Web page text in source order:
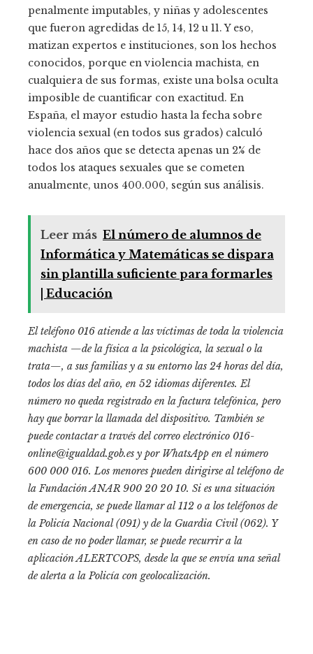
penalmente imputables, y niñas y adolescentes
que fueron agredidas de 15, 14, 12 u 11. Y eso,
matizan expertos e instituciones, son los hechos
conocidos, porque en violencia machista, en
cualquiera de sus formas, existe una bolsa oculta
imposible de cuantificar con exactitud. En
España, el mayor estudio hasta la fecha sobre
violencia sexual (en todos sus grados) calculó
hace dos años que se detecta apenas un 2% de
todos los ataques sexuales que se cometen
anualmente, unos 400.000, según sus análisis.
Leer más El número de alumnos de
Informática y Matemáticas se dispara
sin plantilla suficiente para formarles
| Educación
El teléfono 016 atiende a las víctimas de toda la violencia
machista —de la física a la psicológica, la sexual o la
trata—, a sus familias y a su entorno las 24 horas del día,
todos los días del año, en 52 idiomas diferentes. El
número no queda registrado en la factura telefónica, pero
hay que borrar la llamada del dispositivo. También se
puede contactar a través del correo electrónico 016-
online@igualdad.gob.es y por WhatsApp en el número
600 000 016. Los menores pueden dirigirse al teléfono de
la Fundación ANAR 900 20 20 10. Si es una situación
de emergencia, se puede llamar al 112 o a los teléfonos de
la Policía Nacional (091) y de la Guardia Civil (062). Y
en caso de no poder llamar, se puede recurrir a la
aplicación ALERTCOPS, desde la que se envía una señal
de alerta a la Policía con geolocalización.